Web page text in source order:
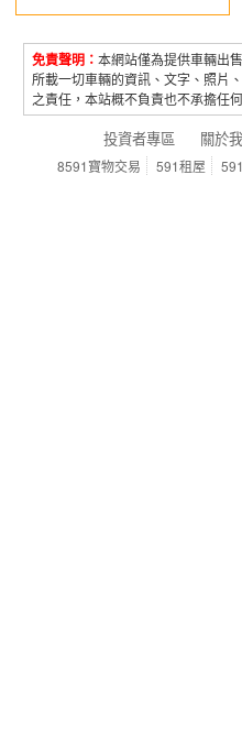
免責聲明： 本網站僅為提供車輛出
所載一切車輛的資訊、文字、照片
之責任，本站概不負責也不承擔任
投資者專區 關於
8591寶物交易 591租屋